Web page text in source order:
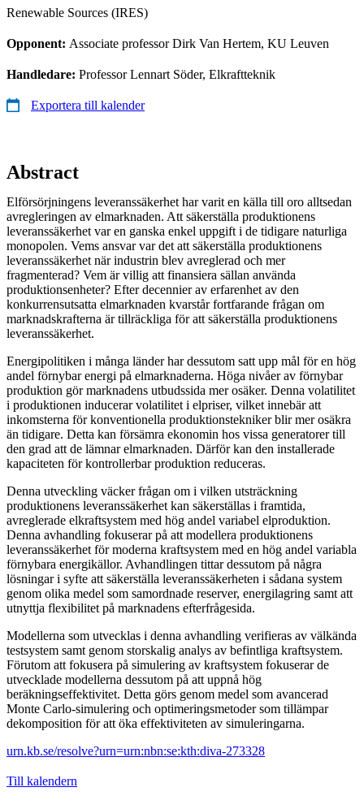
Renewable Sources (IRES)
Opponent: Associate professor Dirk Van Hertem, KU Leuven
Handledare: Professor Lennart Söder, Elkraftteknik
Exportera till kalender
Abstract
Elförsörjningens leveranssäkerhet har varit en källa till oro alltsedan
avregleringen av elmarknaden. Att säkerställa produktionens
leveranssäkerhet var en ganska enkel uppgift i de tidigare naturliga
monopolen. Vems ansvar var det att säkerställa produktionens
leveranssäkerhet när industrin blev avreglerad och mer
fragmenterad? Vem är villig att finansiera sällan använda
produktionsenheter? Efter decennier av erfarenhet av den
konkurrensutsatta elmarknaden kvarstår fortfarande frågan om
marknadskrafterna är tillräckliga för att säkerställa produktionens
leveranssäkerhet.
Energipolitiken i många länder har dessutom satt upp mål för en hög
andel förnybar energi på elmarknaderna. Höga nivåer av förnybar
produktion gör marknadens utbudssida mer osäker. Denna volatilitet
i produktionen inducerar volatilitet i elpriser, vilket innebär att
inkomsterna för konventionella produktionstekniker blir mer osäkra
än tidigare. Detta kan försämra ekonomin hos vissa generatorer till
den grad att de lämnar elmarknaden. Därför kan den installerade
kapaciteten för kontrollerbar produktion reduceras.
Denna utveckling väcker frågan om i vilken utsträckning
produktionens leveranssäkerhet kan säkerställas i framtida,
avreglerade elkraftsystem med hög andel variabel elproduktion.
Denna avhandling fokuserar på att modellera produktionens
leveranssäkerhet för moderna kraftsystem med en hög andel variabla
förnybara energikällor. Avhandlingen tittar dessutom på några
lösningar i syfte att säkerställa leveranssäkerheten i sådana system
genom olika medel som samordnade reserver, energilagring samt att
utnyttja flexibilitet på marknadens efterfrågesida.
Modellerna som utvecklas i denna avhandling verifieras av välkända
testsystem samt genom storskalig analys av befintliga kraftsystem.
Förutom att fokusera på simulering av kraftsystem fokuserar de
utvecklade modellerna dessutom på att uppnå hög
beräkningseffektivitet. Detta görs genom medel som avancerad
Monte Carlo-simulering och optimeringsmetoder som tillämpar
dekomposition för att öka effektiviteten av simuleringarna.
urn.kb.se/resolve?urn=urn:nbn:se:kth:diva-273328
Till kalendern